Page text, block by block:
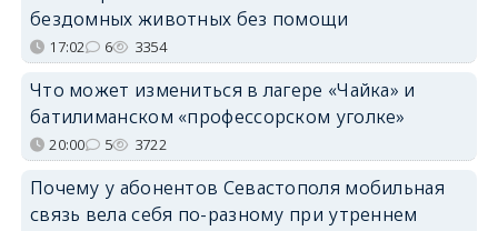
бездомных животных без помощи
17:02 6 3354
Что может измениться в лагере «Чайка» и
батилиманском «профессорском уголке»
20:00 5 3722
Почему у абонентов Севастополя мобильная
связь вела себя по-разному при утреннем